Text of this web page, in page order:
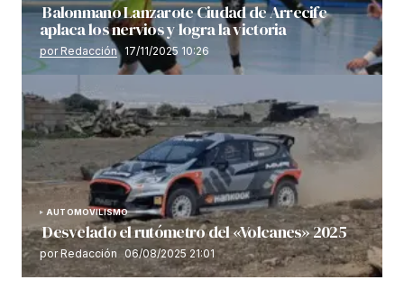
Balonmano Lanzarote Ciudad de Arrecife
aplaca los nervios y logra la victoria
por Redacción 17/11/2025 10:26
AUTOMOVILISMO
Desvelado el rutómetro del «Volcanes» 2025
por Redacción 06/08/2025 21:01